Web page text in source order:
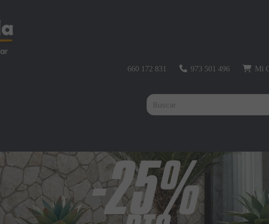
660 172 831 973 501 496 Mi